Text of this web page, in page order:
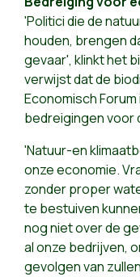
'Politici die de
houden, brengen
gevaar', klinkt het
verwijst dat de
Economisch
bedreigingen voor
'Natuur-en
onze economie.
zonder proper
te bestuiven
nog niet over de
al onze bedrijven,
gevolgen van